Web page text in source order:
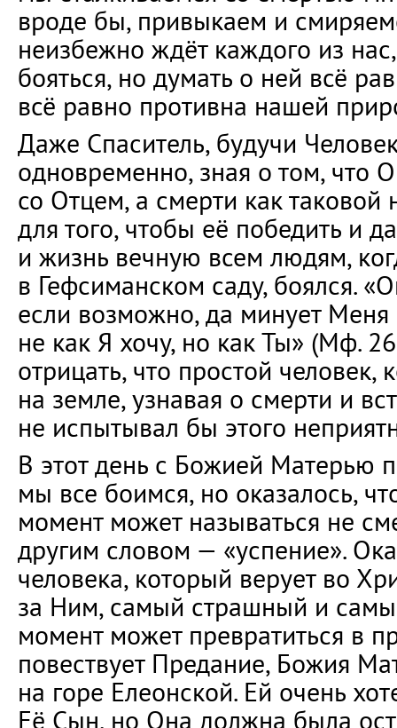
вроде бы, привыкаем и
неизбежно ждёт каждого из
бояться, но думать о ней всё
всё равно противна нашей
Даже Спаситель, будучи
одновременно, зная о том, что
со Отцем, а смерти как таковой
для того, чтобы её победить и
и жизнь вечную всем людям,
в Гефсиманском саду, боялся.
если возможно, да минует
не как Я хочу, но как Ты» (Мф.
отрицать, что простой
на земле, узнавая о смерти и
не испытывал бы этого
В этот день с Божией Матерью
мы все боимся, но оказалось,
момент может называться не
другим словом — «успение».
человека, который верует во
за Ним, самый страшный и
момент может превратиться в
повествует Предание, Божия
на горе Елеонской. Ей очень
Её Сын, но Она должна была